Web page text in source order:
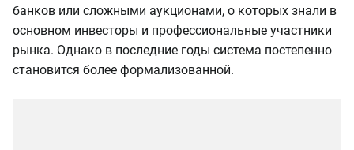
банков или сложными аукционами, о которых знали в
основном инвесторы и профессиональные участники
рынка. Однако в последние годы система постепенно
становится более формализованной.